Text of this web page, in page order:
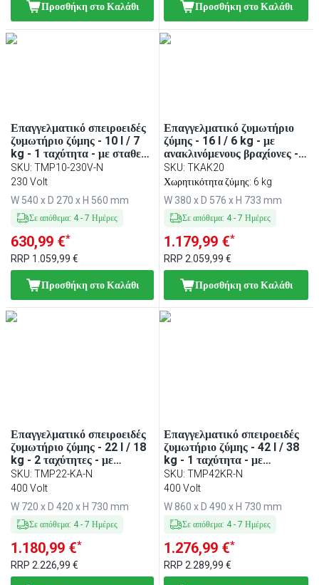
Προσθήκη στο Καλάθι Προσθήκη στο Καλάθι
Επαγγελματικό σπειροειδές
ζυμωτήριο ζύμης - 10 l / 7
kg - 1 ταχύτητα - με σταθερό
κάδο - 230 V
SKU: TMP10-230V-N
230 Volt
W 540 x D 270 x H 560 mm
Σε απόθεμα: 4- 7 Ημέρες
630,99 €*
RRP 1.059,99 €
Προσθήκη στο Καλάθι
Επαγγελματικό ζυμωτήριο
ζύμης - 16 l / 6 kg - με
ανακλινόμενους βραχίονες -
με χρονοδιακόπτη - 230 V
SKU:TKAK20
Χωρητικότητα ζύμης: 6 kg
W 380 x D 576 x H 733 mm
Σε απόθεμα: 4-7 Ημέρες
1.179,99 €*
RRP2.059,99 €
Προσθήκη στο Καλάθι
Επαγγελματικό σπειροειδές
ζυμωτήριο ζύμης - 22 l / 18
kg - 2 ταχύτητες - με
αποσπώμενο κάδο &
ανοιγόμενη κεφαλή - με
SKU: TMP22-KA-N
400 Volt
W 720 x D 420 x H 730 mm
Σε απόθεμα: 4- 7 Ημέρες
1.180,99 €*
RRP 2.226,99 €
Επαγγελματικό σπειροειδές
ζυμωτήριο ζύμης - 42 l / 38
kg - 1 ταχύτητα - με
αποσπώμενο κάδο &
ανοιγόμενη κεφαλή - με
SKU:TMP42KR-N
400 Volt
W 860 x D 490 x H 730 mm
Σε απόθεμα: 4-7 Ημέρες
1.276,99 €*
RRP2.289,99 €